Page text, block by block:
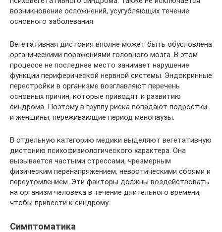
возникновение осложнений, усугубляющих течение
основного заболевания.
Вегетативная дистония вполне может быть обусловлена
органическими поражениями головного мозга. В этом
процессе не последнее место занимает нарушение
функции периферической нервной системы. Эндокринные
перестройки в организме возглавляют перечень
основных причин, которые приводят к развитию
синдрома. Поэтому в группу риска попадают подростки
и женщины, переживающие период менопаузы.
В отдельную категорию медики выделяют вегетативную
дистонию психофизиологического характера. Она
вызывается частыми стрессами, чрезмерным
физическим перенапряжением, невротическими сбоями и
переутомлением. Эти факторы должны воздействовать
на организм человека в течение длительного времени,
чтобы привести к синдрому.
Симптоматика